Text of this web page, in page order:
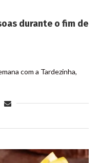
durante o fim de
com a Tardezinha,